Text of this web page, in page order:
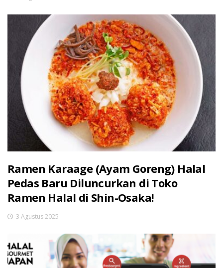
Ramen Karaage (Ayam Goreng) Halal
Pedas Baru Diluncurkan di Toko
Ramen Halal di Shin-Osaka!
3 Agustus 2025